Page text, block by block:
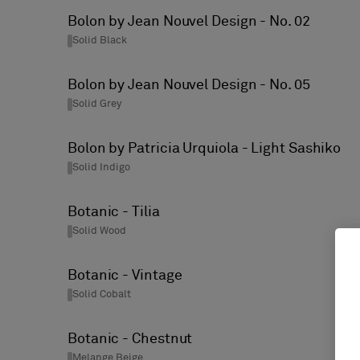
Bolon by Jean Nouvel Design - No. 02
Solid Black
Bolon by Jean Nouvel Design - No. 05
Solid Grey
Bolon by Patricia Urquiola - Light Sashiko
Solid Indigo
Botanic - Tilia
Solid Wood
Botanic - Vintage
Solid Cobalt
Botanic - Chestnut
Melange Beige